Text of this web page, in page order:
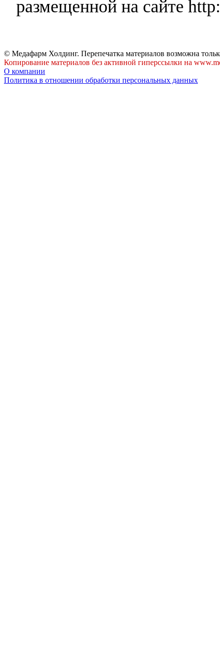
размещенной на сайте
© Медафарм Холдинг. Перепечатка материалов возможна
Копирование материалов без активной гиперссылки на
О компании
Политика в отношении обработки персональных данных